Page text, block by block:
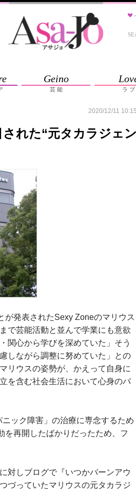
Geino
芸 能 ラ ブ
2020/12/11 10:15
れた“元タカラジェン
発表されたSexy Zoneのマリウス
で芸能活動と並んで学業にも意欲
関心から学びを深めていた」そう
しながら調整に努めていた」との
リウスの姿勢が、かえって自身に
を含む社会生活において心身のバ
ック障害」の治療に専念するため
を再開したばかりだったため、フ
対しブログで『いつかバーンアウ
づっていたマリウスの元タカラジ